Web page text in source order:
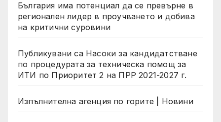
България има потенциал да се превърне в
регионален лидер в проучването и добива
на критични суровини
Публикувани са Насоки за кандидатстване
по процедурата за техническа помощ за
ИТИ по Приоритет 2 на ПРР 2021-2027 г.
Изпълнителна агенция по горите | Новини